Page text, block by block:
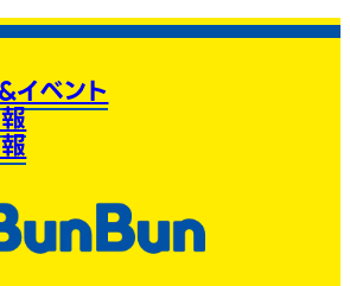
イベント